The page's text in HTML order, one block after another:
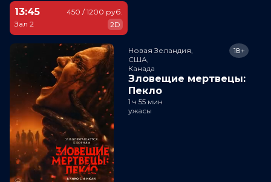
13:45
Зал 2
450 / 1200 руб.
2D
Новая Зеландия,
США,
Канада
Зловещие мертвецы:
Пекло
18+
1 ч 55 мин
ужасы